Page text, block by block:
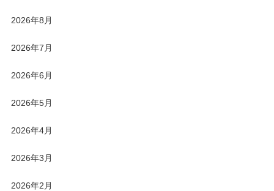
2026年8月
2026年7月
2026年6月
2026年5月
2026年4月
2026年3月
2026年2月